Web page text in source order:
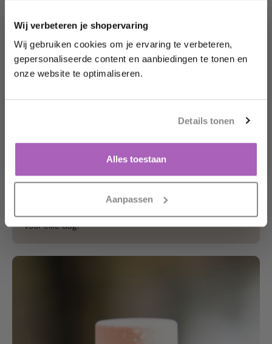
Wij verbeteren je shopervaring
Wij gebruiken cookies om je ervaring te verbeteren,
gepersonaliseerde content en aanbiedingen te tonen en
onze website te optimaliseren.
Details tonen
Alles toestaan
Aanpassen
ONZE DUURZAAMHEIDSBELOFTE
Jouw look in natuurlijke
perfectie.
Onze minerale make-up geeft een egale, stralende teint
zonder je huid te verstoppen. Licht, ademend en ideaal
voor elke dag.
Möchten Sie sofort 10
% Rabatt erhalten?
Schaltfläche unten klickst.